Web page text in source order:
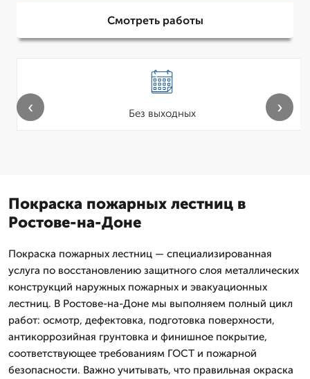
Смотреть работы
Без выходных
‹ ›
Покраска пожарных лестниц в
Ростове-на-Доне
Покраска пожарных лестниц — специализированная
услуга по восстановлению защитного слоя металлических
конструкций наружных пожарных и эвакуационных
лестниц. В Ростове-на-Доне мы выполняем полный цикл
работ: осмотр, дефектовка, подготовка поверхности,
антикоррозийная грунтовка и финишное покрытие,
соответствующее требованиям ГОСТ и пожарной
безопасности. Важно учитывать, что правильная окраска